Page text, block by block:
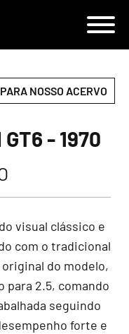
NOSSO ACERVO
- 1970
visual clássico e
com o tradicional
do modelo,
para 2.5, comando
seguindo
forte e